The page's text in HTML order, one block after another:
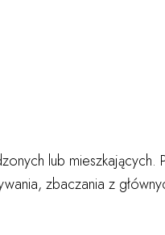
lub mieszkających.
zbaczania z